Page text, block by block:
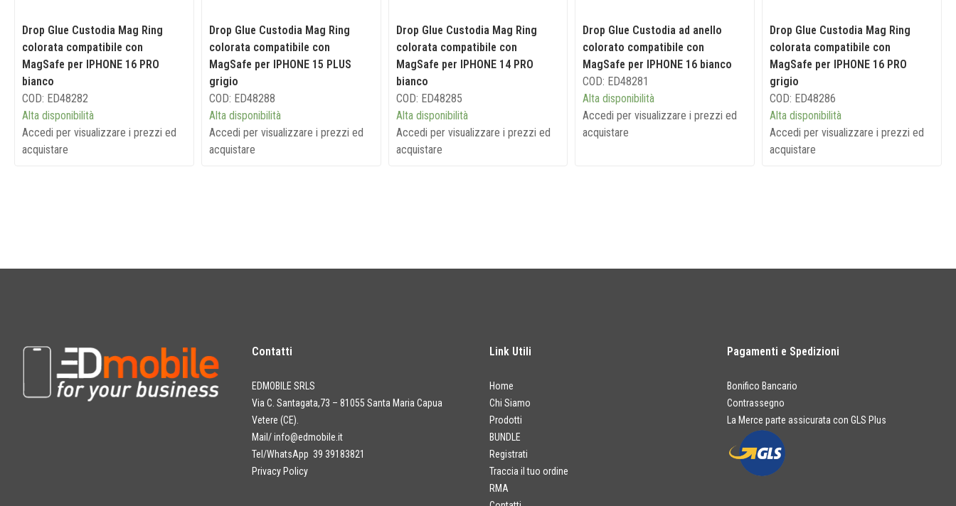
Drop Glue Custodia Mag Ring
colorata compatibile con
MagSafe per IPHONE 16 PRO
bianco
COD: ED48282
Alta disponibilità
Accedi per visualizzare i prezzi ed
acquistare
Drop Glue Custodia Mag Ring
colorata compatibile con
MagSafe per IPHONE 15 PLUS
grigio
COD: ED48288
Alta disponibilità
Accedi per visualizzare i prezzi ed
acquistare
Drop Glue Custodia Mag Ring
colorata compatibile con
MagSafe per IPHONE 14 PRO
bianco
COD: ED48285
Alta disponibilità
Accedi per visualizzare i prezzi ed
acquistare
Drop Glue Custodia ad anello
colorato compatibile con
MagSafe per IPHONE 16 bianco
COD: ED48281
Alta disponibilità
Accedi per visualizzare i prezzi ed
acquistare
Drop Glue Custodia Mag Ring
colorata compatibile con
MagSafe per IPHONE 16 PRO
grigio
COD: ED48286
Alta disponibilità
Accedi per visualizzare i prezzi ed
acquistare
Contatti
EDMOBILE SRLS
Via C. Santagata,73 – 81055 Santa Maria Capua
Vetere (CE).
Mail/info@edmobile.it
Tel/WhatsApp 39 39183821
Privacy Policy
Link Utili
Home
Chi Siamo
Prodotti
BUNDLE
Registrati
Traccia il tuo ordine
RMA
Pagamenti e Spedizioni
Bonifico Bancario
Contrassegno
La Merce parte assicurata con GLS Plus